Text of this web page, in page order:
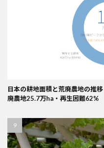
日本の耕地面積と荒廃農地の推
廃農地25.7万ha・再生困難62%